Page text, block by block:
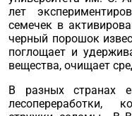
лет
семечек в
черный порошок
поглощает и
вещества, очищает
В разных странах
лесопереработки,